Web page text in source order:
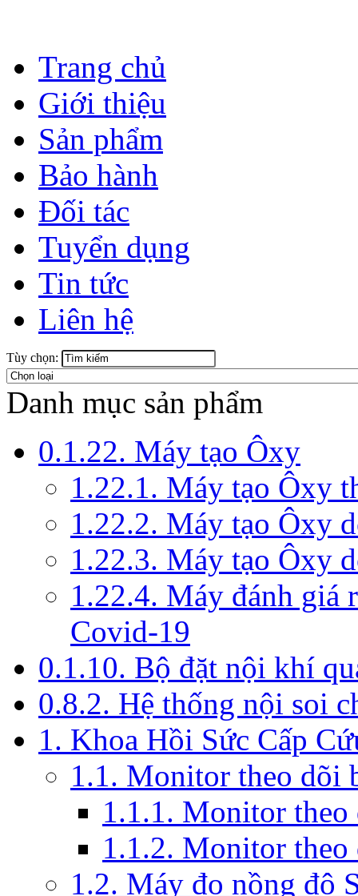
Trang chủ
Giới thiệu
Sản phẩm
Bảo hành
Đối tác
Tuyển dụng
Tin tức
Liên hệ
Tùy chọn:
Danh mục sản phẩm
0.1.22. Máy tạo Ôxy
1.22.1. Máy tạo Ôxy
1.22.2. Máy tạo Ôxy
1.22.3. Máy tạo Ôxy
1.22.4. Máy đánh giá
Covid-19
0.1.10. Bộ đặt nội khí
0.8.2. Hệ thống nội soi
1. Khoa Hồi Sức Cấp
1.1. Monitor theo dõi
1.1.1. Monitor theo
1.1.2. Monitor
1.2. Máy đo nồng độ